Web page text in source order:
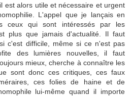
est alors utile et nécessaire et urgent
L'appel que je lançais en
ceux qui sont intéressés par les
plus que jamais d'actualité. Il faut
c'est difficile, même si ce n'est pas
des lumières nouvelles, il faut
mieux, cherche à connaître les
sont donc ces critiques, ces faux
ces folies de haine et de
lui-même quand il importe